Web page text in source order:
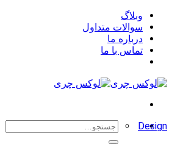
Skip
content
وبلاگ
سوالات متداول
درباره ما
تماس با ما
جستجو
برای:
Design